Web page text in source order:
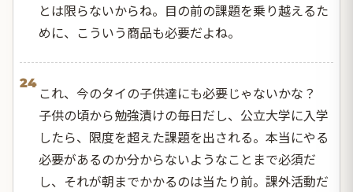
とは限らないからね。目の前の課題を乗り越えるた
めに、こういう商品も必要だよね。
24
これ、今のタイの子供達にも必要じゃないかな？
子供の頃から勉強漬けの毎日だし、公立大学に入学
したら、限度を超えた課題を出される。本当にやる
必要があるのか分からないようなことまで必須だ
し、それが朝までかかるのは当たり前。課外活動だ